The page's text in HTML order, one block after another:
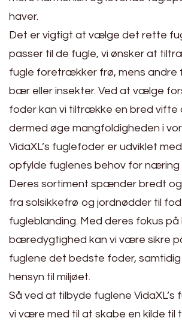
haver.
Det er vigtigt at vælge det rette
passer til de fugle, vi ønsker at
fugle foretrækker frø, mens
bær eller insekter. Ved at vælge
foder kan vi tiltrække en bred vifte
dermed øge mangfoldigheden i
VidaXL’s fuglefoder er udviklet
opfylde fuglenes behov for næring
Deres sortiment spænder bredt
fra solsikkefrø og jordnødder til
fugleblanding. Med deres fokus
bæredygtighed kan vi være sikre
fuglene det bedste foder,
hensyn til miljøet.
Så ved at tilbyde fuglene VidaXL’s
vi være med til at skabe en kilde til